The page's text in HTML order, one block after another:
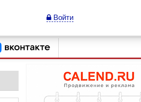
Войти